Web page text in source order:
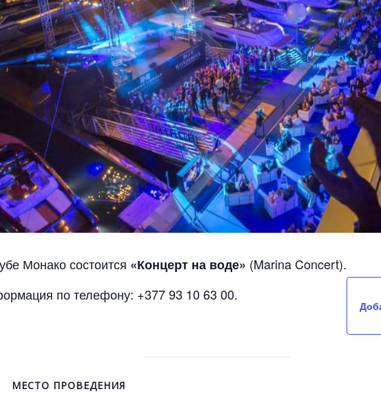
Монако состоится «Концерт на воде» (Marina Concert).
по телефону: +377 93 10 63 00.
МЕСТО ПРОВЕДЕНИЯ